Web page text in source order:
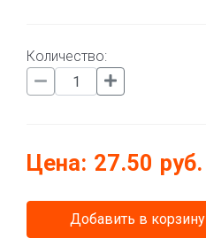
Количество:
Цена: 27.50 руб.
Добавить в корзину